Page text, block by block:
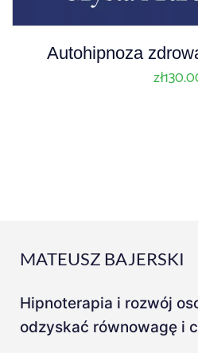
A
u
e
Autohipnoza
zł
MATEUSZ BAJERSKI
Hipnoterapia i rozwój
odzyskać równowagę i